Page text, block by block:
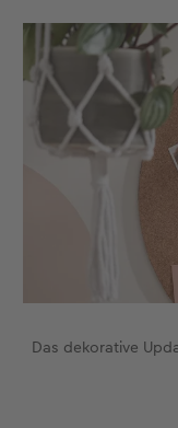
Das dekorative